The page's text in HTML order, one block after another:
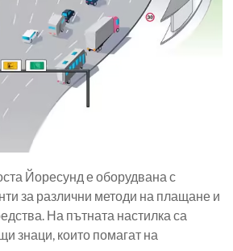
Йоресунд е оборудвана с
за различни методи на плащане и
На пътната настилка са
знаци, които помагат на